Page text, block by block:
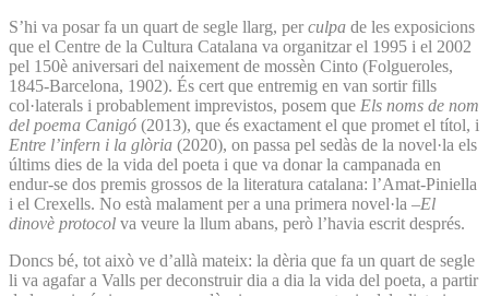
S’hi va posar fa un quart de segle llarg, per culpa de les exposicions
que el Centre de la Cultura Catalana va organitzar el 1995 i el 2002
pel 150è aniversari del naixement de mossèn Cinto (Folgueroles,
1845-Barcelona, 1902). És cert que entremig en van sortir fills
col·laterals i probablement imprevistos, posem que Els noms de nom
del poema Canigó (2013), que és exactament el que promet el títol, i
Entre l’infern i la glòria (2020), on passa pel sedàs de la novel·la els
últims dies de la vida del poeta i que va donar la campanada en
endur-se dos premis grossos de la literatura catalana: l’Amat-Piniella
i el Crexells. No està malament per a una primera novel·la –El
dinovè protocol va veure la llum abans, però l’havia escrit després.
Doncs bé, tot això ve d’allà mateix: la dèria que fa un quart de segle
li va agafar a Valls per deconstruir dia a dia la vida del poeta, a partir